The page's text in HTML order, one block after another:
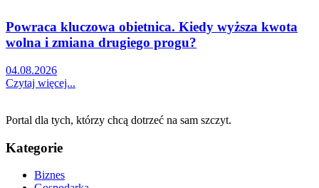
Powraca kluczowa obietnica. Kiedy wyższa kwota
wolna i zmiana drugiego progu?
04.08.2026
Czytaj więcej...
Portal dla tych, którzy chcą dotrzeć na sam szczyt.
Kategorie
Biznes